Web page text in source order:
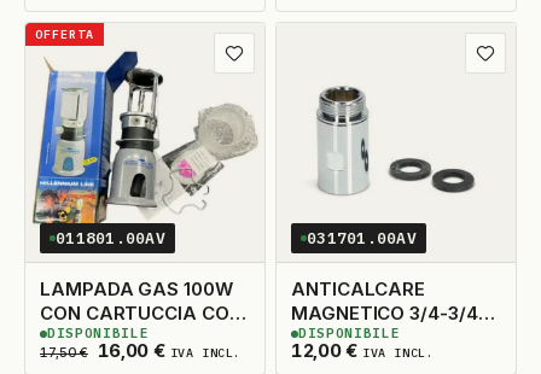
OFFERTA
Aggiungi ai preferiti
011801.00AV
LAMPADA GAS 100W
CON CARTUCCIA CON
PIEZOELETTRICO
17,50€ Il prezzo originale era: 17,50 €.
16,00 €Il prezzo attuale è: 16,00 €.
IVA INCL.
4DISPONIBILI
DISPONIBILE
031701.00AV
ANTICALCARE
MAGNETICO 3/4-3/4
WPRO
12,00€ IVA INCL.
2DISPONIBILI
DISPONIBILE